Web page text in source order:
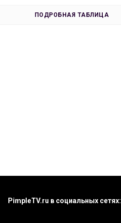
ПОДРОБНАЯ ТАБЛИЦА
PimpleTV.ru в социальных сетях: